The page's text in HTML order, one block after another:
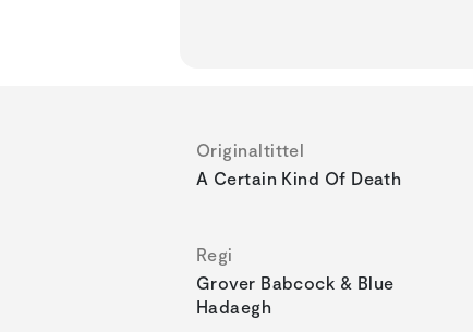
Originaltittel
A Certain Kind Of Death
Regi
Grover Babcock & Blue
Hadaegh